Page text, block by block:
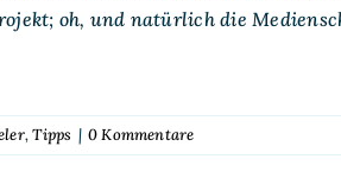
oh, und natürlich die
,Tipps | 0 Kommentare